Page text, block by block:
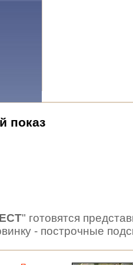
показ
" готовятся
- построчные